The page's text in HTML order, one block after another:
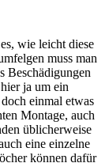
wie leicht diese
muss man
Beschädigungen
ja um ein
einmal etwas
Montage, auch
üblicherweise
eine einzelne
können dafür